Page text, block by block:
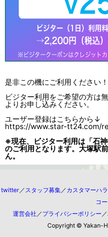
是非この機にご利用ください！
ビジター利用をご希望の方は
よりお申し込みください。
ユーザー登録はこちらから↓
https://www.star-tt24.com/
※現在、ビジター利用は「石
のご利用となります。大塚駅
ん。
twitter／ スタッフ募集／ カスタマーハ
コ
運営会社 ／ プライバシーポリシー ／
Copyright © Yakan-